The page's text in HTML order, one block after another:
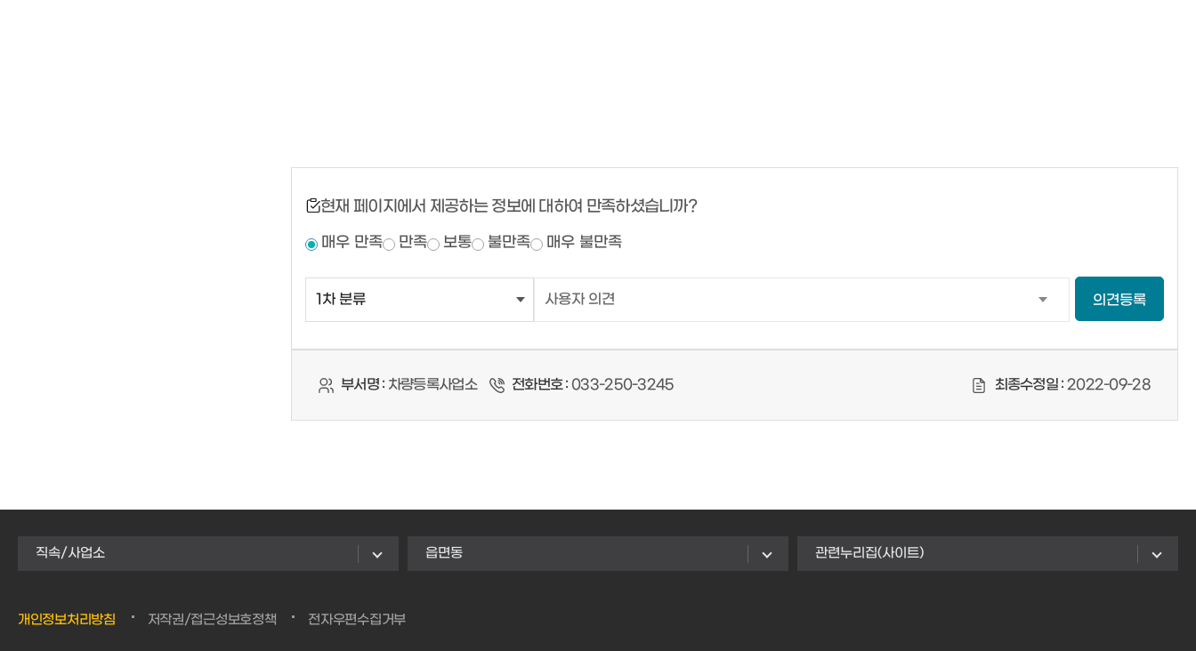
현재 페이지에서 제공하는 정보에 대하여 만족하셨습니까?
매우 만족 만족 보통 불만족 매우 불만족
의견등록
부서명 : 차량등록사업소 전화번호 : 033-250-3245 최종수정일 : 2022-09-28
직속/사업소 읍면동 관련누리집(사이트)
개인정보처리방침 저작권/접근성보호정책 전자우편수집거부